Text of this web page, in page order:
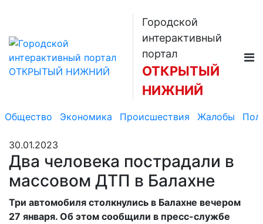
Городской
интерактивный
портал
ОТКРЫТЫЙ
НИЖНИЙ
Общество Экономика Происшествия Жалобы
30.01.2023
Два человека пострадали в
массовом ДТП в Балахне
Три автомобиля столкнулись в Балахне вечером
27 января. Об этом сообщили в пресс-службе